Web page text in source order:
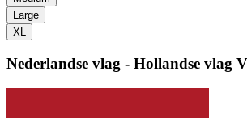
Large
XL
Nederlandse vlag - Hollandse vlag